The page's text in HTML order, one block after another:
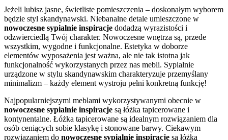
Jeżeli lubisz jasne, świetliste pomieszczenia – doskonałym wyborem
będzie styl skandynawski. Niebanalne detale umieszczone w
nowoczesne sypialnie inspiracje dodadzą wyrazistości i
odzwierciedlą Twój charakter. Nowoczesne wnętrza są, przede
wszystkim, wygodne i funkcjonalne. Estetyka w doborze
elementów wyposażenia jest ważna, ale nie tak istotna jak
funkcjonalność wykorzystanych przez nas mebli. Sypialnie
urządzone w stylu skandynawskim charakteryzuje przemyślany
minimalizm – każdy element wystroju pełni konkretną funkcję!
Najpopularniejszymi meblami wykorzystywanymi obecnie w
nowoczesne sypialnie inspiracje są łóżka tapicerowane i
kontynentalne. Łóżka tapicerowane są idealnym rozwiązaniem dla
osób ceniących sobie klasykę i stonowane barwy. Ciekawym
rozwiązaniem do nowoczesne sypialnie inspiracje są łóżka